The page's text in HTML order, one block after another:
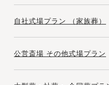
き
ま
自社式場プラン （家族葬）
公営斎場 その他式場プラン